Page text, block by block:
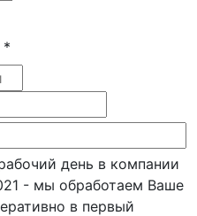
*
день в компании
- мы обработаем Ваше
в первый